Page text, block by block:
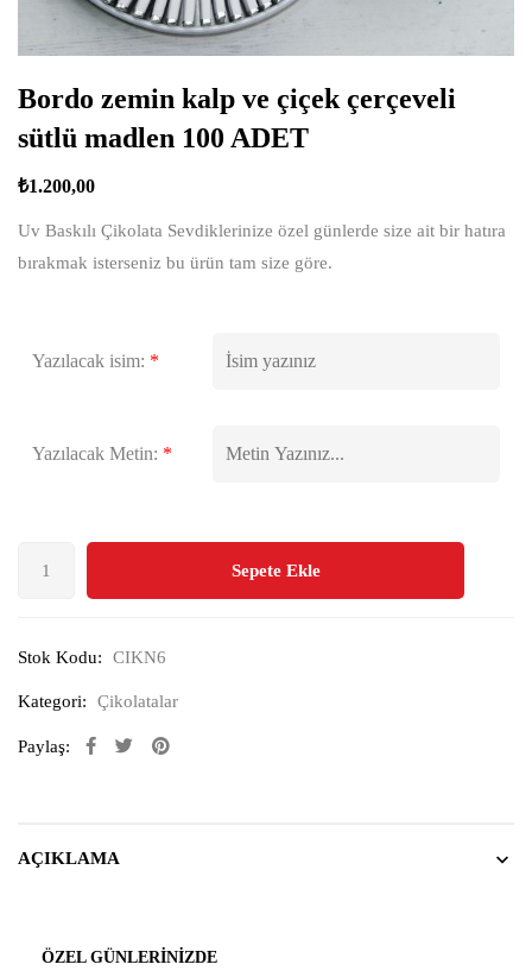
Bordo zemin kalp ve çiçek çerçeveli
sütlü madlen 100 ADET
₺1.200,00
Uv Baskılı Çikolata Sevdiklerinize özel günlerde size ait bir hatıra
bırakmak isterseniz bu ürün tam size göre.
Yazılacak isim: *
Yazılacak Metin: *
Sepete Ekle
Stok Kodu: CIKN6
Kategori: Çikolatalar
Paylaş:
AÇIKLAMA
ÖZEL GÜNLERINIZDE